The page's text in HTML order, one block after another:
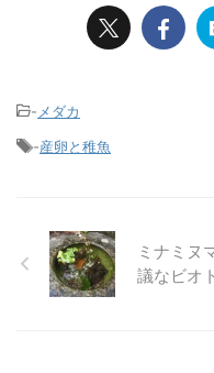
- メダカ
-産卵と稚魚
ミナミヌ
議なビオ